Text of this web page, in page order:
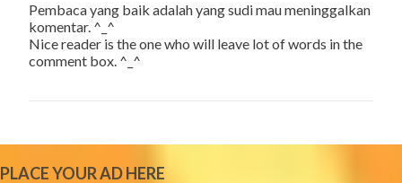
P
o
s
t
C
e
Pembaca yang baik adalah yang sudi mau meninggalkan
komentar. ^_^
Nice reader is the one who will leave lot of words in the
comment box. ^_^
PLACE YOUR AD HERE